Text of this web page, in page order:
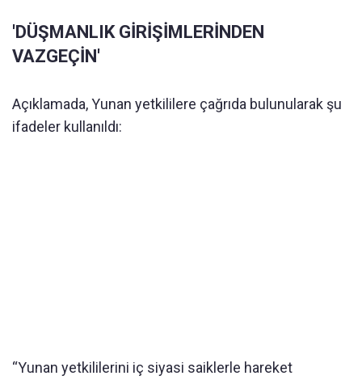
'DÜŞMANLIK GİRİŞİMLERİNDEN
VAZGEÇİN'
Açıklamada, Yunan yetkililere çağrıda bulunularak şu
ifadeler kullanıldı:
“Yunan yetkililerini iç siyasi saiklerle hareket